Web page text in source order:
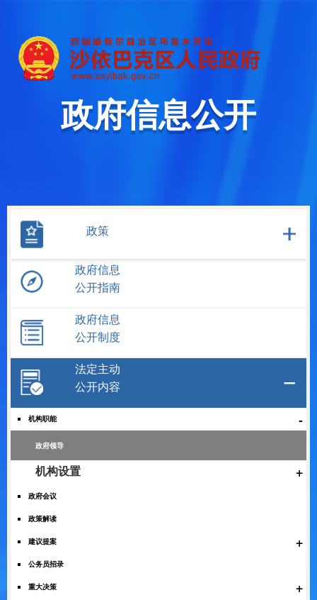
政府信息公开
政策
政府信息
公开指南
政府信息
公开制度
法定主动
公开内容
机构职能 -
政府领导
机构设置 +
政府会议
政策解读
建议提案 +
公务员招录
重大决策 +